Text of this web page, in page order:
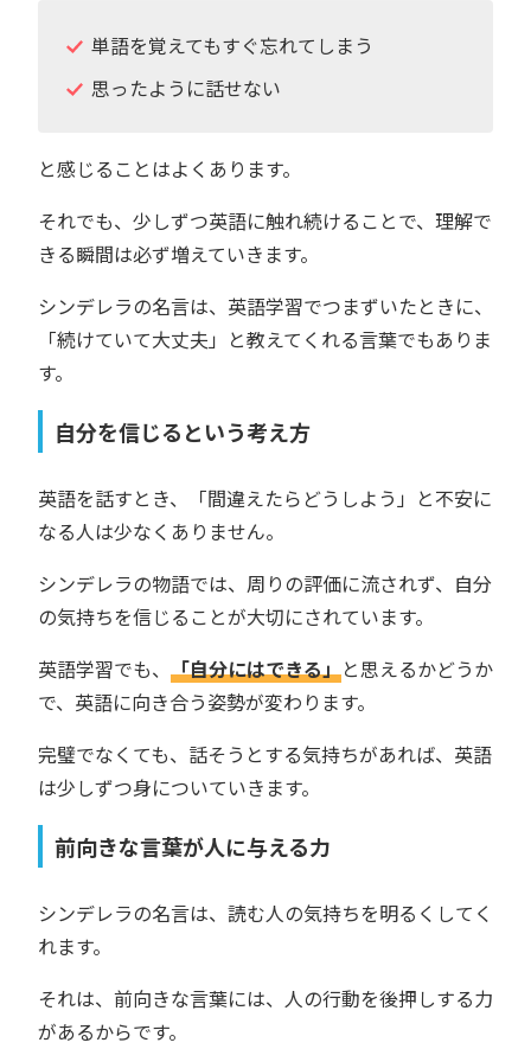
単語を覚えてもすぐ忘れてしまう
思ったように話せない
と感じることはよくあります。
それでも、少しずつ英語に触れ続けることで、理解で
きる瞬間は必ず増えていきます。
シンデレラの名言は、英語学習でつまずいたときに、
「続けていて大丈夫」と教えてくれる言葉でもありま
す。
自分を信じるという考え方
英語を話すとき、「間違えたらどうしよう」と不安に
なる人は少なくありません。
シンデレラの物語では、周りの評価に流されず、自分
の気持ちを信じることが大切にされています。
英語学習でも、 「自分にはできる」と思えるかどうか
で、英語に向き合う姿勢が変わります。
完璧でなくても、話そうとする気持ちがあれば、英語
は少しずつ身についていきます。
前向きな言葉が人に与える力
シンデレラの名言は、読む人の気持ちを明るくしてく
れます。
それは、前向きな言葉には、人の行動を後押しする力
があるからです。